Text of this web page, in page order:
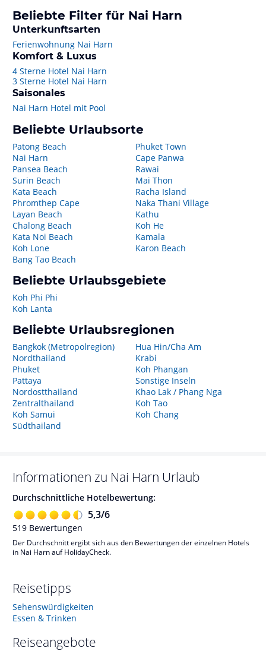
Beliebte Filter für Nai Harn
Unterkunftsarten
Ferienwohnung Nai Harn
Komfort & Luxus
4 Sterne Hotel Nai Harn
3 Sterne Hotel Nai Harn
Saisonales
Nai Harn Hotel mit Pool
Beliebte Urlaubsorte
Patong Beach
Nai Harn
Pansea Beach
Surin Beach
Kata Beach
Phromthep Cape
Layan Beach
Chalong Beach
Kata Noi Beach
Koh Lone
Bang Tao Beach
Phuket Town
Cape Panwa
Rawai
Mai Thon
Racha Island
Naka Thani Village
Kathu
Koh He
Kamala
Karon Beach
Beliebte Urlaubsgebiete
Koh Phi Phi
Koh Lanta
Beliebte Urlaubsregionen
Bangkok (Metropolregion)
Nordthailand
Phuket
Pattaya
Nordostthailand
Zentralthailand
Koh Samui
Südthailand
Hua Hin/Cha Am
Krabi
Koh Phangan
Sonstige Inseln
Khao Lak / Phang Nga
Koh Tao
Koh Chang
Informationen zu Nai Harn Urlaub
Durchschnittliche Hotelbewertung:
5,3/6
519 Bewertungen
Der Durchschnitt ergibt sich aus den Bewertungen der einzelnen Hotels
in Nai Harn auf HolidayCheck.
Reisetipps
Sehenswürdigkeiten
Essen & Trinken
Reiseangebote